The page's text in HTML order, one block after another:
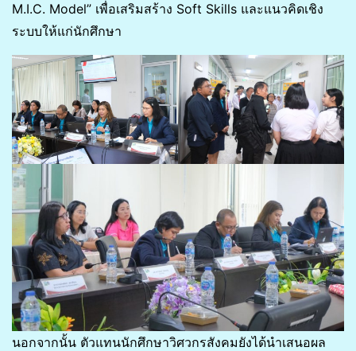
M.I.C. Model” เพื่อเสริมสร้าง Soft Skills และแนวคิดเชิง
ระบบให้แก่นักศึกษา
นอกจากนั้น ตัวแทนนักศึกษาวิศวกรสังคมยังได้นำเสนอผล